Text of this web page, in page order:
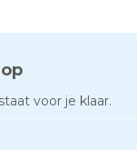
voor je klaar.